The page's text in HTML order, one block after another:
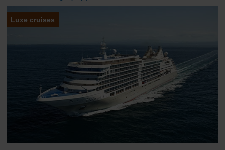
Luxe cruises